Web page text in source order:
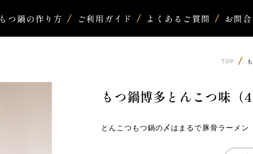
もつ鍋の作り方 ご利用ガイド よくあるご質問 お問
TOP
もつ鍋博多とんこつ味（4
とんこつもつ鍋の〆はまるで豚骨ラーメン